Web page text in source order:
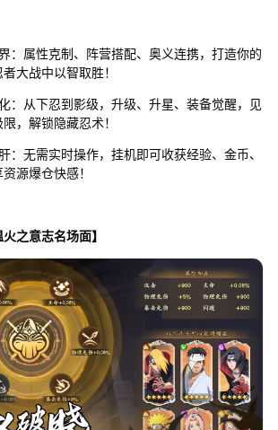
：属性克制、阵营搭配、奥义连携，打造你的
大战中以智取胜！
：从下忍到影级，升级、升星、装备觉醒，见
，解锁隐藏忍术！
：无需实时操作，挂机即可收获经验、金币、
源爆仓快感！
之意志名场面】